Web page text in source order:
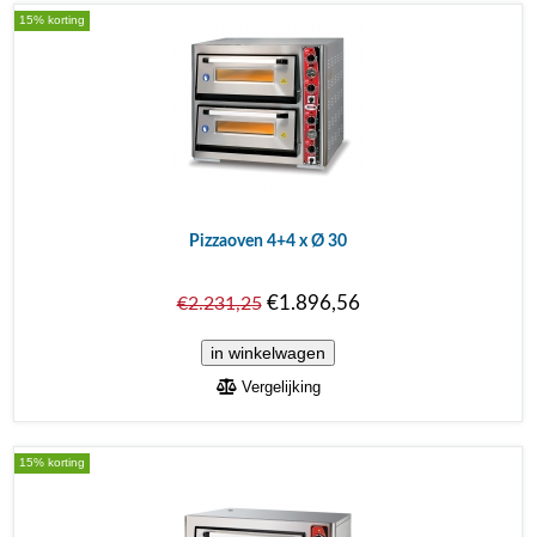
15% korting
Pizzaoven 4+4 x Ø 30
€2.231,25€1.896,56
Vergelijking
15% korting